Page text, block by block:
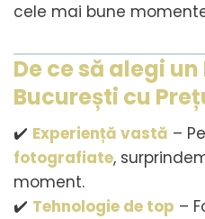
cele mai bune
De ce să alegi
București cu
✔️ Experiență vastă –
fotografiate,
moment.
✔️ Tehnologie de top –